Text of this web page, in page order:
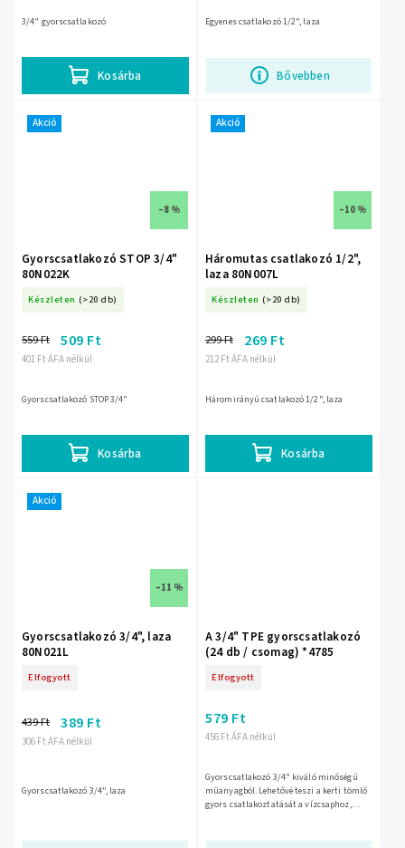
Kosárba
3/4" gyorscsatlakozó
Bővebben
Egyenes csatlakozó 1/2", laza
Akció
–8 %
Gyorscsatlakozó STOP 3/4"
80N022K
Készleten (>20 db)
401 Ft ÁFA nélkül
559 Ft 509 Ft
Kosárba
Gyorscsatlakozó STOP 3/4"
Akció
–10 %
Háromutas csatlakozó 1/2",
laza 80N007L
Készleten (>20 db)
212 Ft ÁFA nélkül
299 Ft 269 Ft
Kosárba
Háromirányú csatlakozó 1/2", laza
Akció
–11 %
Gyorscsatlakozó 3/4", laza
80N021L
Elfogyott
306 Ft ÁFA nélkül
439 Ft 389 Ft
Gyorscsatlakozó 3/4", laza
A 3/4" TPE gyorscsatlakozó
(24 db / csomag) *4785
Elfogyott
456 Ft ÁFA nélkül
579 Ft
Gyorscsatlakozó 3/4" kiváló minőségű
műanyagból. Lehetővé teszi a kerti tömlő
gyors csatlakoztatását a vízcsaphoz,